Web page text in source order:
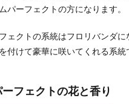
パーフェクトの方になります。
ェクトの系統はフロリバンダ
付けて豪華に咲いてくれる系統
フェクトの花と香り